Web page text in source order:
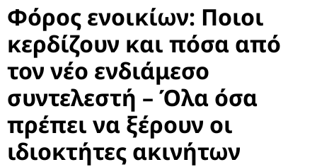
Φόρος ενοικίων: Ποιοι
κερδίζουν και πόσα από
τον νέο ενδιάμεσο
συντελεστή – Όλα όσα
πρέπει να ξέρουν οι
ιδιοκτήτες ακινήτων